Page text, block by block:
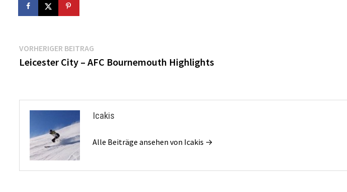
Beitragsnavigation
VORHERIGER BEITRAG
Beitrag:
Leicester City – AFC Bournemouth Highlights
Icakis
Alle Beiträge ansehen von Icakis →